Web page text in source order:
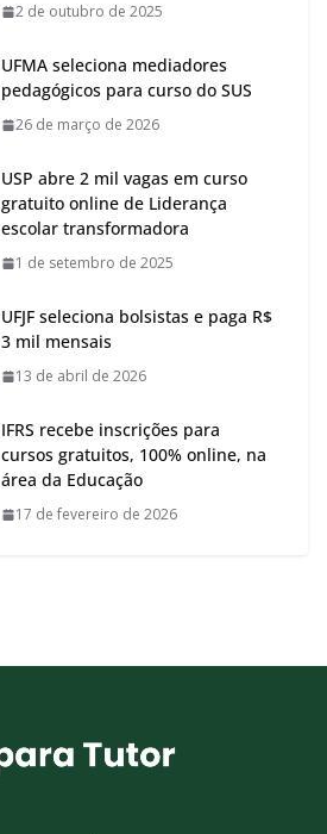
2 de outubro de 2025
UFMA seleciona mediadores
pedagógicos para curso do SUS
26 de março de 2026
USP abre 2 mil vagas em curso
gratuito online de Liderança
escolar transformadora
1 de setembro de 2025
UFJF seleciona bolsistas e paga R$
3 mil mensais
13 de abril de 2026
IFRS recebe inscrições para
cursos gratuitos, 100% online, na
área da Educação
17 de fevereiro de 2026